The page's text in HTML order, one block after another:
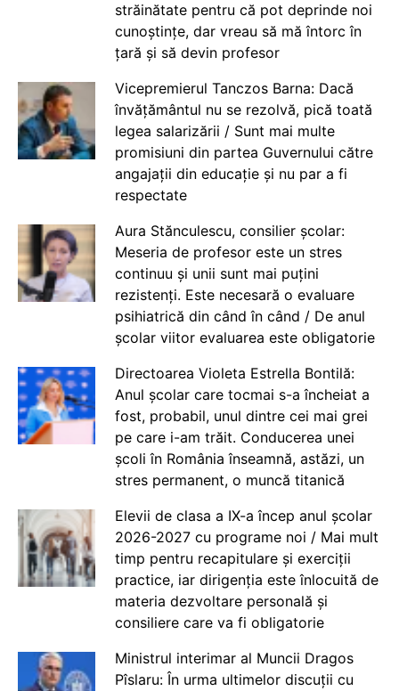
străinătate pentru că pot deprinde noi
cunoștințe, dar vreau să mă întorc în
țară și să devin profesor
Vicepremierul Tanczos Barna: Dacă
învățământul nu se rezolvă, pică toată
legea salarizării / Sunt mai multe
promisiuni din partea Guvernului către
angajații din educație și nu par a fi
respectate
Aura Stănculescu, consilier școlar:
Meseria de profesor este un stres
continuu și unii sunt mai puțini
rezistenți. Este necesară o evaluare
psihiatrică din când în când / De anul
școlar viitor evaluarea este obligatorie
Directoarea Violeta Estrella Bontilă:
Anul școlar care tocmai s-a încheiat a
fost, probabil, unul dintre cei mai grei
pe care i-am trăit. Conducerea unei
școli în România înseamnă, astăzi, un
stres permanent, o muncă titanică
Elevii de clasa a IX-a încep anul școlar
2026-2027 cu programe noi / Mai mult
timp pentru recapitulare și exerciții
practice, iar dirigenția este înlocuită de
materia dezvoltare personală și
consiliere care va fi obligatorie
Ministrul interimar al Muncii Dragos
Pîslaru: În urma ultimelor discuții cu